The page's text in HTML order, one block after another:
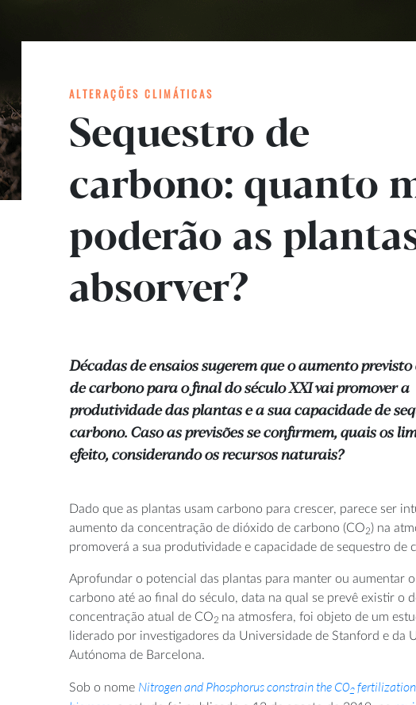
ALTERAÇÕES CLIMÁTICAS
Sequestro de
carbono: quanto
poderão as
absorver?
Décadas de ensaios sugerem que o aumento
de carbono para o final do século XXI vai promover a
produtividade das plantas e a sua capacidade de
carbono. Caso as previsões se confirmem, quais os
efeito, considerando os recursos naturais?
Dado que as plantas usam carbono para crescer, parece ser
aumento da concentração de dióxido de carbono (CO2) na
promoverá a sua produtividade e capacidade de sequestro de
Aprofundar o potencial das plantas para manter ou aumentar
carbono até ao final do século, data na qual se prevê existir o
concentração atual de CO2 na atmosfera, foi objeto de um
liderado por investigadores da Universidade de Stanford e da
Autónoma de Barcelona.
Sob o nome Nitrogen and Phosphorus constrain the C02